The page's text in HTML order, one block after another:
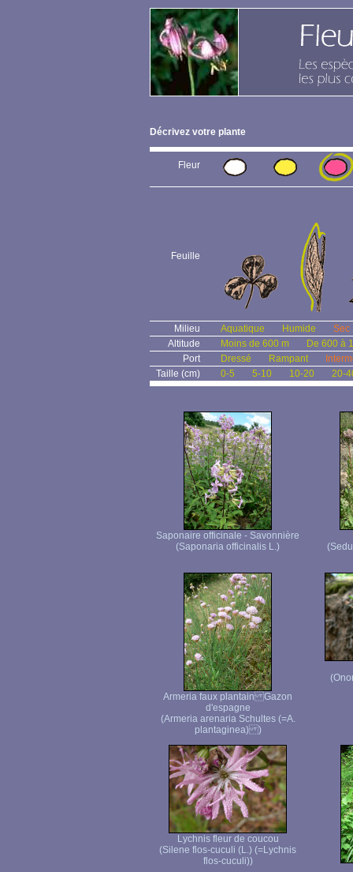
Décrivez votre plante
Fleur
Feuille
Milieu Aquatique Humide
Sec
Altitude
Moins de 600 m
De 600 à
Port
Dressé Rampant
Taille (cm)
0-5 5-10 10-20 20-
Saponaire officinale - Savonnière
(Saponaria officinalis L.)
Armeria faux plantain Gazon
d'espagne
(Armeria arenaria Schultes (=A.
plantaginea) )
Lychnis fleur de coucou
(Silene flos-cuculi (L.) (=Lychnis
flos-cuculi))